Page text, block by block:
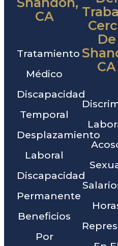
CA
Tratamiento
Médico
Discapacidad
Temporal
Desplazamiento
Laboral
Discapacidad
Permanente
Beneficios
Por
De
CA